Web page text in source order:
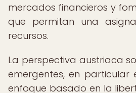
mercados financieros y
que permitan una
recursos.
La perspectiva austriaca
emergentes, en particular
enfoque basado en la